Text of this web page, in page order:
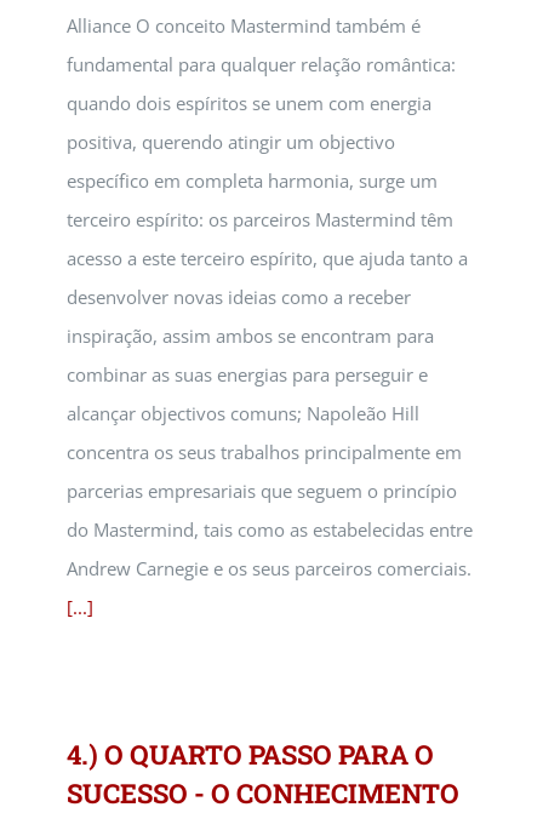
Alliance O conceito Mastermind também é
fundamental para qualquer relação romântica:
quando dois espíritos se unem com energia
positiva, querendo atingir um objectivo
específico em completa harmonia, surge um
terceiro espírito: os parceiros Mastermind têm
acesso a este terceiro espírito, que ajuda tanto a
desenvolver novas ideias como a receber
inspiração, assim ambos se encontram para
combinar as suas energias para perseguir e
alcançar objectivos comuns; Napoleão Hill
concentra os seus trabalhos principalmente em
parcerias empresariais que seguem o princípio
do Mastermind, tais como as estabelecidas entre
Andrew Carnegie e os seus parceiros comerciais.
[...]
4.) O QUARTO PASSO PARA O
SUCESSO - O CONHECIMENTO